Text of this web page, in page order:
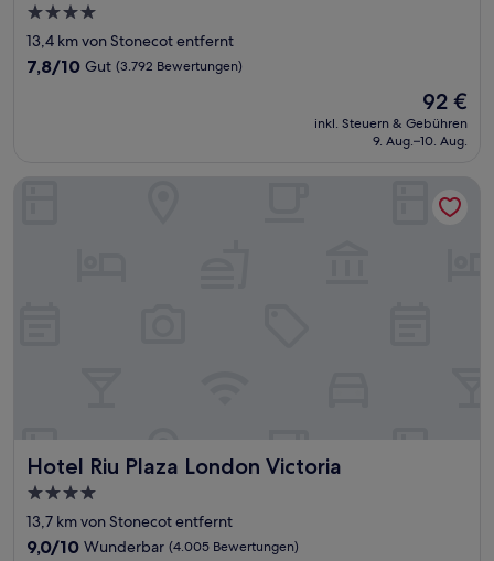
4.0-
Sterne-
Unterkunft
13,4 km von Stonecot entfernt
7.8
7,8/10 Gut (3.792 Bewertungen)
Der
Preis
beträgt
92 €
inkl. Steuern & Gebühren
9. Aug.–10. Aug.
Hotel Riu Plaza London Victoria
Hotel Riu Plaza London Victoria
4.0-
Sterne-
Unterkunft
13,7 km von Stonecot entfernt
9.0
9,0/10 Wunderbar (4.005 Bewertungen)